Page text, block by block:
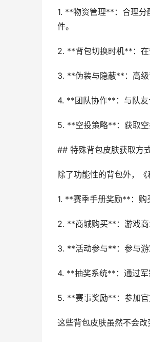
1. **物资管理**：合理分
件。
2. **背包切换时机**：在
3. **伪装与隐蔽**：高级
4. **团队协作**：与队友
5. **空投策略**：获取空
## 特殊背包皮肤获取方
除了功能性的背包外，
1. **赛季手册奖励**：购
2. **商城购买**：游戏商
3. **活动参与**：参与游
4. **抽奖系统**：通过军
5. **赛事奖励**：参加官
这些背包皮肤虽然不会改